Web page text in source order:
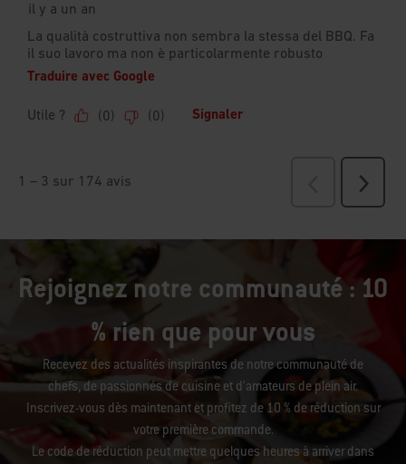
Rejoignez notre communauté : 10
% rien que pour vous
Recevez des actualités inspirantes de notre communauté de
chefs, de passionnés de cuisine et d’amateurs de plein air.
Inscrivez-vous dès maintenant et profitez de 10 % de réduction sur
votre première commande.
Le code de réduction peut mettre quelques heures à arriver dans